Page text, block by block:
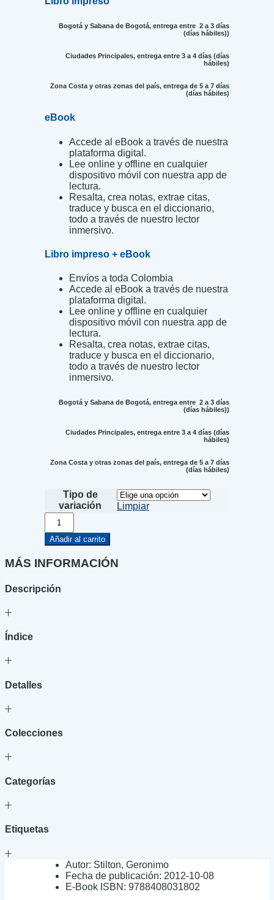
Bogotá y Sabana de Bogotá, entrega entre 2 a 3 días
(días hábiles))
Ciudades Principales, entrega entre 3 a 4 días (días
hábiles)
Zona Costa y otras zonas del país, entrega de 5 a 7 días
(días hábiles)
eBook
Accede al eBook a través de nuestra
plataforma digital.
Lee online y offline en cualquier
dispositivo móvil con nuestra app de
lectura.
Resalta, crea notas, extrae citas,
traduce y busca en el diccionario,
todo a través de nuestro lector
inmersivo.
Libro impreso + eBook
Envíos a toda Colombia
Accede al eBook a través de nuestra
plataforma digital.
Lee online y offline en cualquier
dispositivo móvil con nuestra app de
lectura.
Resalta, crea notas, extrae citas,
traduce y busca en el diccionario,
todo a través de nuestro lector
inmersivo.
Bogotá y Sabana de Bogotá, entrega entre 2 a 3 días
(días hábiles))
Ciudades Principales, entrega entre 3 a 4 días (días
hábiles)
Zona Costa y otras zonas del país, entrega de 5 a 7 días
(días hábiles)
Tipo de
variación
Limpiar
Templo
del
de
cantidad
Añadir al carrito
MÁS INFORMACIÓN
Descripción
Índice
Detalles
Colecciones
Categorías
Etiquetas
Autor: Stilton, Geronimo
Fecha de publicación: 2012-10-08
E-Book ISBN: 9788408031802